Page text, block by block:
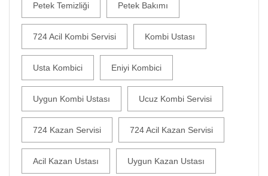
Petek Temizliği Petek Bakımı
724 Acil Kombi Servisi Kombi Ustası
Usta Kombici Eniyi Kombici
Uygun Kombi Ustası Ucuz Kombi Servisi
724 Kazan Servisi 724 Acil Kazan Servisi
Acil Kazan Ustası Uygun Kazan Ustası